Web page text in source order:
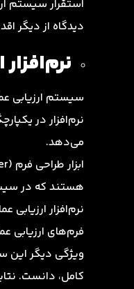
دیدگاه از دیگر
سیستم ارزیابی
نرم‌افزار در
می‌دهد.
هستند که در
نرم‌افزار
فرم‌های ارزیابی
ویژگی دیگر این
کامل، دانست.